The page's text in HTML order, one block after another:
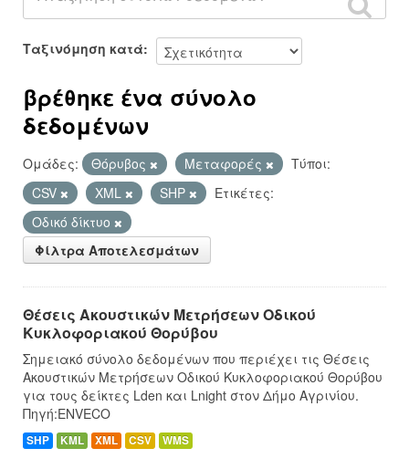
Σχετικά
Ταξινόμηση κατά
βρέθηκε ένα σύνολο
δεδομένων
Ομάδες: Θόρυβος Μεταφορές
Τύποι:
CSV
XML SHP
Ετικέτες:
Οδικό δίκτυο
Φίλτρα Αποτελεσμάτων
Θέσεις Ακουστικών Μετρήσεων Οδικού
Κυκλοφοριακού Θορύβου
Σημειακό σύνολο δεδομένων που περιέχει τις Θέσεις
Ακουστικών Μετρήσεων Οδικού Κυκλοφοριακού Θορύβου
για τους δείκτες Lden και Lnight στον Δήμο Αγρινίου.
Πηγή:ENVECO
SHP KML XML CSV WMS